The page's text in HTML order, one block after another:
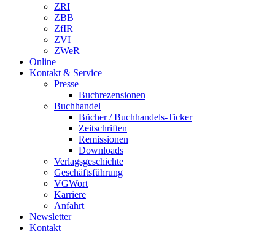
ZRI
ZBB
ZfIR
ZVI
ZWeR
Online
Kontakt & Service
Presse
Buchrezensionen
Buchhandel
Bücher / Buchhandels-Ticker
Zeitschriften
Remissionen
Downloads
Verlagsgeschichte
Geschäftsführung
VGWort
Karriere
Anfahrt
Newsletter
Kontakt